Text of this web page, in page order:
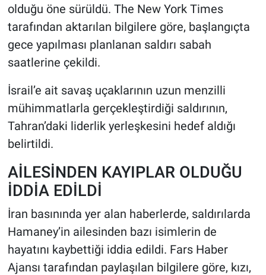
olduğu öne sürüldü. The New York Times
tarafından aktarılan bilgilere göre, başlangıçta
gece yapılması planlanan saldırı sabah
saatlerine çekildi.
İsrail’e ait savaş uçaklarının uzun menzilli
mühimmatlarla gerçekleştirdiği saldırının,
Tahran’daki liderlik yerleşkesini hedef aldığı
belirtildi.
AİLESİNDEN KAYIPLAR OLDUĞU
İDDİA EDİLDİ
İran basınında yer alan haberlerde, saldırılarda
Hamaney’in ailesinden bazı isimlerin de
hayatını kaybettiği iddia edildi. Fars Haber
Ajansı tarafından paylaşılan bilgilere göre, kızı,